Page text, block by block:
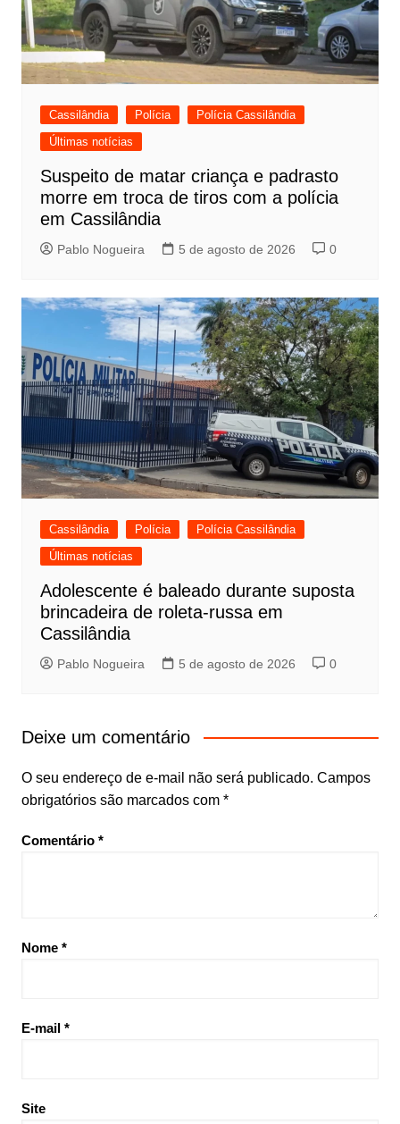
Cassilândia Polícia
Polícia Cassilândia
Últimas notícias
Suspeito de matar criança e padrasto
morre em troca de tiros com a polícia
em Cassilândia
Pablo Nogueira 5 de agosto de 2026 0
Cassilândia Polícia
Polícia Cassilândia
Últimas notícias
Adolescente é baleado durante suposta
brincadeira de roleta-russa em
Cassilândia
Pablo Nogueira 5 de agosto de 2026 0
Deixe um comentário
O seu endereço de e-mail não será publicado. Campos
obrigatórios são marcados com *
Comentário *
Nome *
E-mail *
Site